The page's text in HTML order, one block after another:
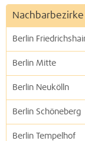
Nachbarbezirke
Berlin
Berlin Mitte
Berlin Neukölln
Berlin Schöneberg
Berlin Tempelhof